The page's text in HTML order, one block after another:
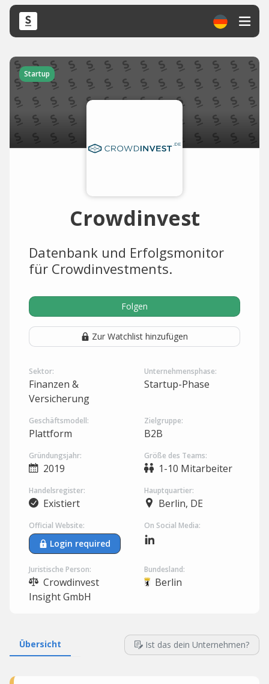
Startup
Crowdinvest
Datenbank und Erfolgsmonitor
für Crowdinvestments.
Folgen
Zur Watchlist hinzufügen
Sektor:
Finanzen &
Versicherung
Unternehmensphase:
Startup-Phase
Geschäftsmodell:
Plattform
Zielgruppe:
B2B
Gründungsjahr:
2019
Größe des Teams:
1-10 Mitarbeiter
Handelsregister:
Existiert
Hauptquartier:
Berlin, DE
Official Website:
Login required
On Social Media:
Juristische Person:
Crowdinvest
Insight GmbH
Bundesland:
Berlin
Übersicht Ist das dein Unternehmen?